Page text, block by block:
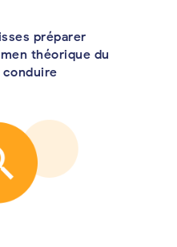
préparer
théorique du